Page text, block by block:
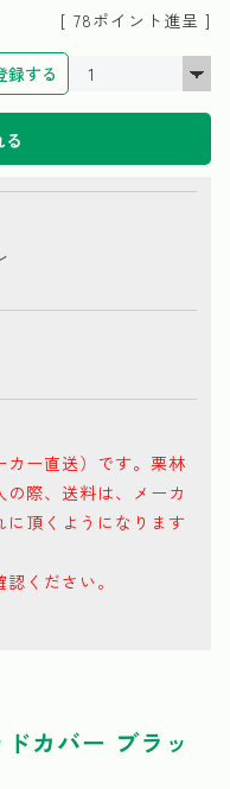
[ 78ポイント進呈 ]
録する
る
ー直送）です。栗林
際、送料は、メーカ
頂くようになります
認ください。
カバー ブラッ